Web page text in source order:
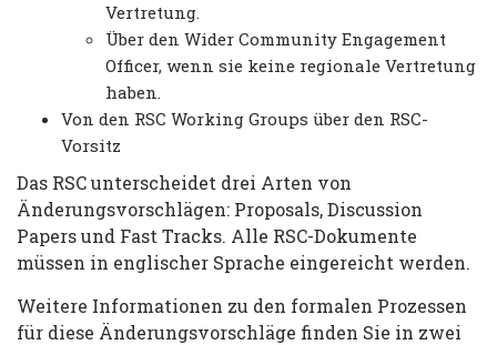
Vertretung.
Über den Wider Community Engagement
Officer, wenn sie keine regionale Vertretung
haben.
Von den RSC Working Groups über den RSC-
Vorsitz
Das RSC unterscheidet drei Arten von
Änderungsvorschlägen: Proposals, Discussion
Papers und Fast Tracks. Alle RSC-Dokumente
müssen in englischer Sprache eingereicht werden.
Weitere Informationen zu den formalen Prozessen
für diese Änderungsvorschläge finden Sie in zwei